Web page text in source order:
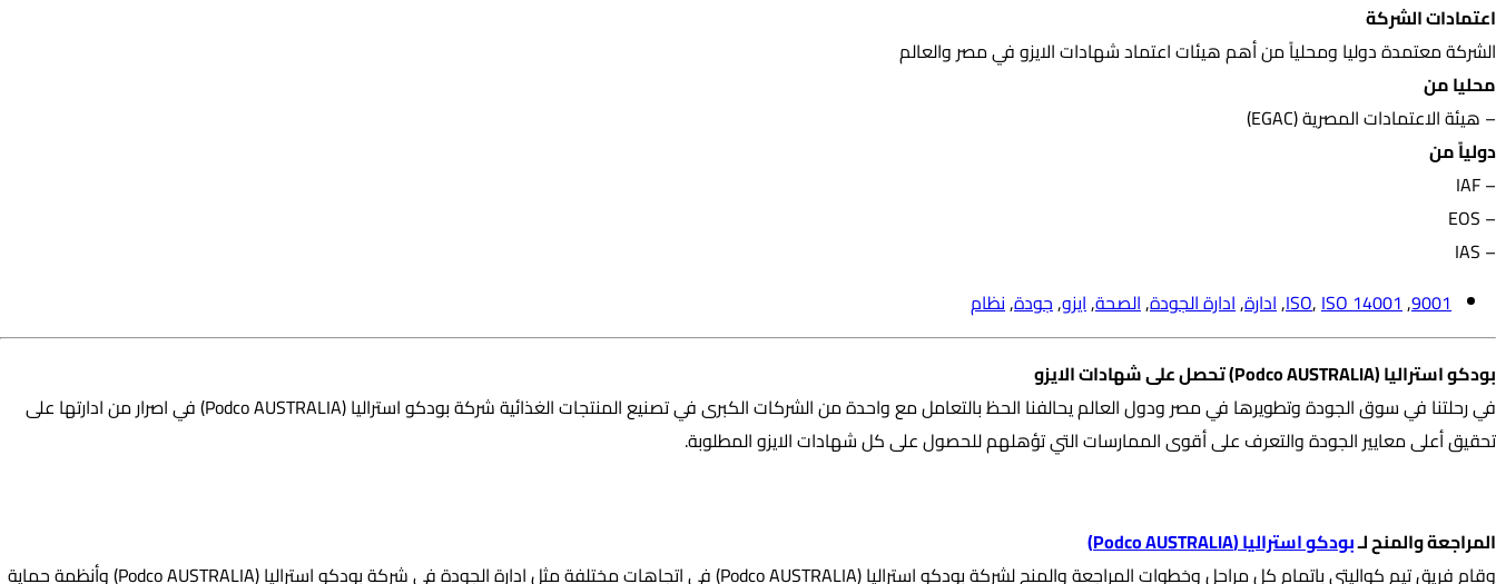
اعتمادات الشركة
الشركة معتمدة دوليا ومحلياً من أهم هيئات اعتماد شهادات الايزو في مصر والعالم
محليا من
– هيئة الاعتمادات المصرية (EGAC)
دولياً من
– IAF
– EOS
– IAS
9001
,
ISO,ISO 14001
,ادارة,ادارة الجودة,الصحة,ايزو,جودة,نظام
بودكو استراليا (Podco AUSTRALIA) تحصل على شهادات الايزو
في رحلتنا في سوق الجودة وتطويرها في مصر ودول العالم يحالفنا الحظ بالتعامل مع واحدة من الشركات الكبرى في تصنيع المنتجات الغذائية شركة بودكو استراليا (Podco AUSTRALIA) في اصرار من ادارتها على
تحقيق أعلى معايير الجودة والتعرف على أقوى الممارسات التي تؤهلهم للحصول على كل شهادات الايزو المطلوبة.
المراجعة والمنح لـبودكو استراليا (Podco AUSTRALIA)
وقام فريق تيم كواليتي باتمام كل مراحل وخطوات المراجعة والمنح لشركة بودكو استراليا (Podco AUSTRALIA) في اتجاهات مختلفة مثل ادارة الجودة في شركة بودكو استراليا (Podco AUSTRALIA) وأنظمة حماية